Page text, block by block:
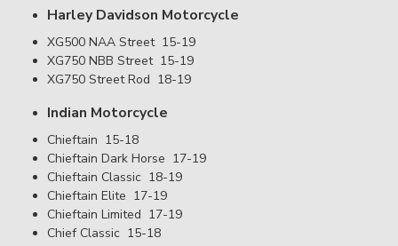
Harley Davidson Motorcycle
XG500 NAA Street 15-19
XG750 NBB Street 15-19
XG750 Street Rod 18-19
Indian Motorcycle
Chieftain 15-18
Chieftain Dark Horse 17-19
Chieftain Classic 18-19
Chieftain Elite 17-19
Chieftain Limited 17-19
Chief Classic 15-18